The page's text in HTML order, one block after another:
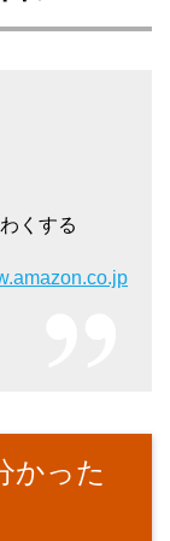
くする
かった